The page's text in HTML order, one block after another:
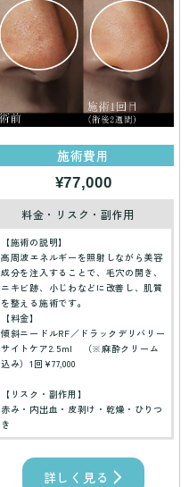
施術費用
¥77,000
料金・リスク・副作用
【施術の説明】
高周波エネルギーを照射しながら美容
成分を注入することで、毛穴の開き、
ニキビ跡、小じわなどに改善し、肌質
を整える施術です。
【料金】
傾斜ニードルRF／ドラックデリバリー
サイトケア2.5ml （※麻酔クリーム
込み）1回¥77,000
【リスク・副作用】
赤み・内出血・皮剥け・乾燥・ひりつ
き
詳しく見る